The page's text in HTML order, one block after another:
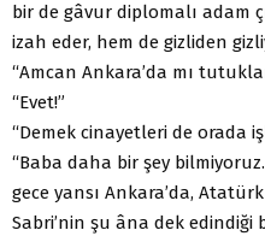
bir de gâvur diplomalı adam
izah eder, hem de gizliden
“Amcan Ankara’da mı
“Evet!”
“Demek cinayetleri de orada
“Baba daha bir şey
gece yansı Ankara’da,
Sabri’nin şu âna dek edindiği